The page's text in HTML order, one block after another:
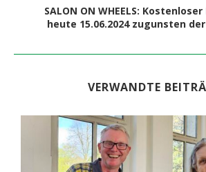
SALON ON WHEELS:
heute 15.06.2024 zugunsten
VERWANDTE